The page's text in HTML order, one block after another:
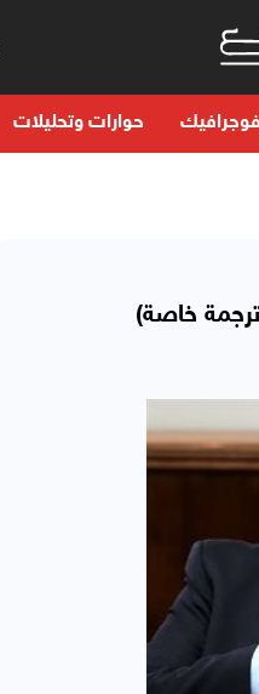
حوارات وتحليلات
خاصة)